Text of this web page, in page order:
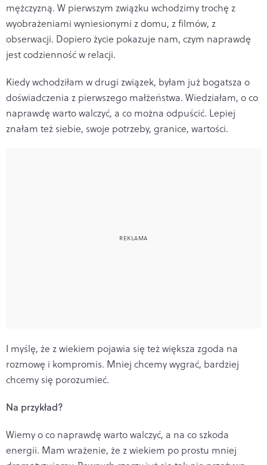
mężczyzną. W pierwszym związku wchodzimy trochę z
wyobrażeniami wyniesionymi z domu, z filmów, z
obserwacji. Dopiero życie pokazuje nam, czym naprawdę
jest codzienność w relacji.
Kiedy wchodziłam w drugi związek, byłam już bogatsza o
doświadczenia z pierwszego małżeństwa. Wiedziałam, o co
naprawdę warto walczyć, a co można odpuścić. Lepiej
znałam też siebie, swoje potrzeby, granice, wartości.
I myślę, że z wiekiem pojawia się też większa zgoda na
rozmowę i kompromis. Mniej chcemy wygrać, bardziej
chcemy się porozumieć.
Na przykład?
Wiemy o co naprawdę warto walczyć, a na co szkoda
energii. Mam wrażenie, że z wiekiem po prostu mniej